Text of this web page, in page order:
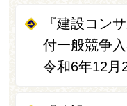
『建設コン
付一般競争
令和6年12月